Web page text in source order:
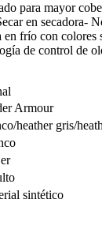
para mayor
en secadora-
en frío con
de control de
Armour
heather gris/
sintético